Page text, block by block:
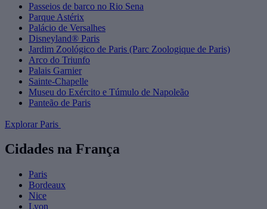
Passeios de barco no Rio Sena
Parque Astérix
Palácio de Versalhes
Disneyland® Paris
Jardim Zoológico de Paris (Parc Zoologique de Paris)
Arco do Triunfo
Palais Garnier
Sainte-Chapelle
Museu do Exército e Túmulo de Napoleão
Panteão de Paris
Explorar Paris
Cidades na França
Paris
Bordeaux
Nice
Lyon